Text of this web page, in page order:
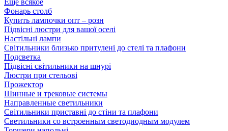
Ещё всякое
Фонарь столб
Купить лампочки опт – розн
Підвісні люстри для вашої оселі
Настільні лампи
Світильники близько притулені до стелі та плафони
Подсветка
Підвісні світильники на шнурі
Люстри при стельові
Прожектор
Шинные и трековые системы
Направленные светильники
Світильники приставні до стіни та плафони
Светильники со встроенным светодиодным модулем